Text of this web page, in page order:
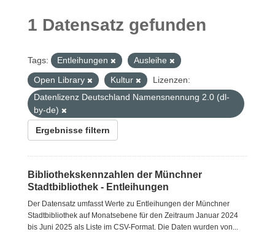
1 Datensatz gefunden
Tags: Entleihungen
Ausleihe
Open Library
Kultur
Lizenzen:
Datenlizenz Deutschland Namensnennung 2.0 (dl-
by-de)
Ergebnisse filtern
Bibliothekskennzahlen der Münchner
Stadtbibliothek - Entleihungen
Der Datensatz umfasst Werte zu Entleihungen der Münchner
Stadtbibliothek auf Monatsebene für den Zeitraum Januar 2024
bis Juni 2025 als Liste im CSV-Format. Die Daten wurden von...